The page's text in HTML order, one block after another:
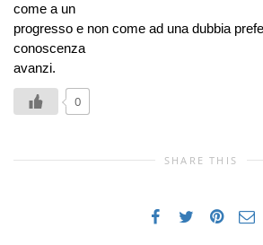
come a un
progresso e non come ad una dubbia
conoscenza
avanzi.
0
SHARE THIS